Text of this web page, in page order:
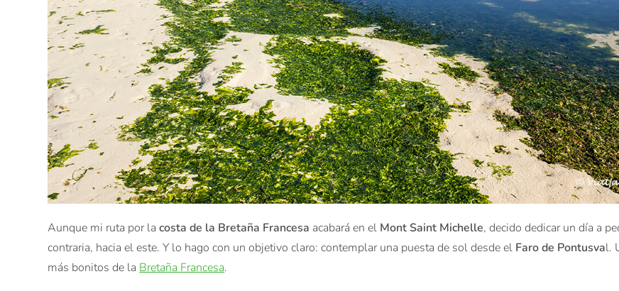
Aunque mi ruta por lacosta de la Bretaña Francesa acabará en el Mont Saint Michelle, decido dedicar un día a
contraria, hacia el este. Y lo hago con un objetivo claro: contemplar una puesta de sol desde el Faro de Pontusval.
más bonitos de laBretaña Francesa.